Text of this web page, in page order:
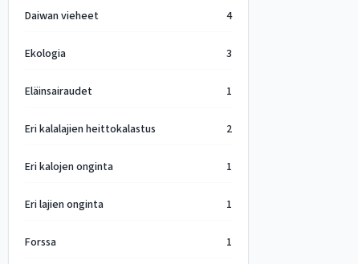
Daiwan vieheet 4
Ekologia 3
Eläinsairaudet 1
Eri kalalajien heittokalastus 2
Eri kalojen onginta 1
Eri lajien onginta 1
Forssa 1